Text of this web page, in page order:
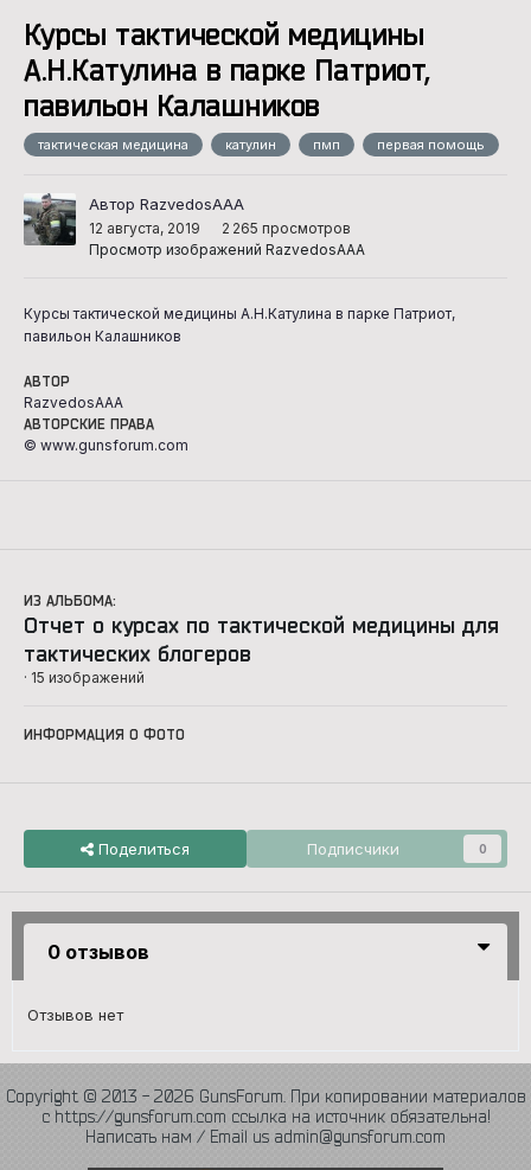
Курсы тактической медицины
А.Н.Катулина в парке Патриот,
павильон Калашников
тактическая медицина катулин пмп первая помощь
Автор RazvedosAAA
12 августа, 2019
2 265 просмотров
Просмотр изображений RazvedosAAA
Курсы тактической медицины А.Н.Катулина в парке Патриот,
павильон Калашников
АВТОР
RazvedosAAA
АВТОРСКИЕ ПРАВА
© www.gunsforum.com
ИЗ АЛЬБОМА:
Отчет о курсах по тактической медицины для
тактических блогеров
· 15 изображений
ИНФОРМАЦИЯ О ФОТО
Поделиться Подписчики 0
0 отзывов
Отзывов нет
Copyright © 2013 - 2026 GunsForum. При копировании материалов
с https://gunsforum.com ссылка на источник обязательна!
Написать нам / Email us admin@gunsforum.com